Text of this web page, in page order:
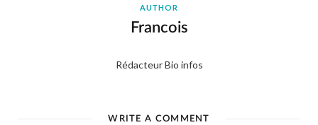
AUTHOR
Francois
Rédacteur Bio infos
WRITE A COMMENT